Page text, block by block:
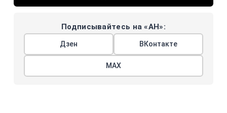
Подписывайтесь на «АН»:
Дзен ВКонтакте
МАХ